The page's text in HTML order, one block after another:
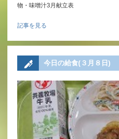
物・味噌汁3月献立表
記事を見る
今日の給食(３月８日)